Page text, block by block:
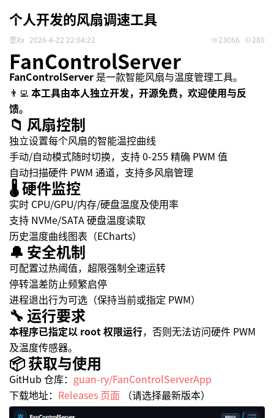
个人开发的风扇调速工具
壹xx 2026-4-22 22:04:22 23066 280
FanControlServer
FanControlServer 是一款智能风扇与温度管理工具。
👨‍💻 本工具由本人独立开发，开源免费，欢迎使用与反
馈。
📁 风扇控制
独立设置每个风扇的智能温控曲线
手动/自动模式随时切换，支持 0‑255 精确 PWM 值
自动扫描硬件 PWM 通道，支持多风扇管理
🌡️ 硬件监控
实时 CPU/GPU/内存/硬盘温度及使用率
支持 NVMe/SATA 硬盘温度读取
历史温度曲线图表（ECharts）
🔔 安全机制
可配置过热阈值，超限强制全速运转
停转温差防止频繁启停
进程退出行为可选（保持当前或指定 PWM）
🔧 运行要求
本程序已指定以 root 权限运行，否则无法访问硬件 PWM
及温度传感器。
📦 获取与使用
GitHub 仓库： guan-ry/FanControlServerApp
下载地址： Releases 页面 （请选择最新版本）